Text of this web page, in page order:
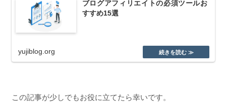
ブログアフィリエイトの必須ツールお
すすめ15選
yujiblog.org
この記事が少しでもお役に立てたら幸いです。